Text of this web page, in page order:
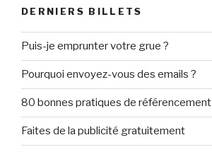
DERNIERS BILLETS
Puis-je emprunter votre grue ?
Pourquoi envoyez-vous des emails ?
80 bonnes pratiques de référencement
Faites de la publicité gratuitement